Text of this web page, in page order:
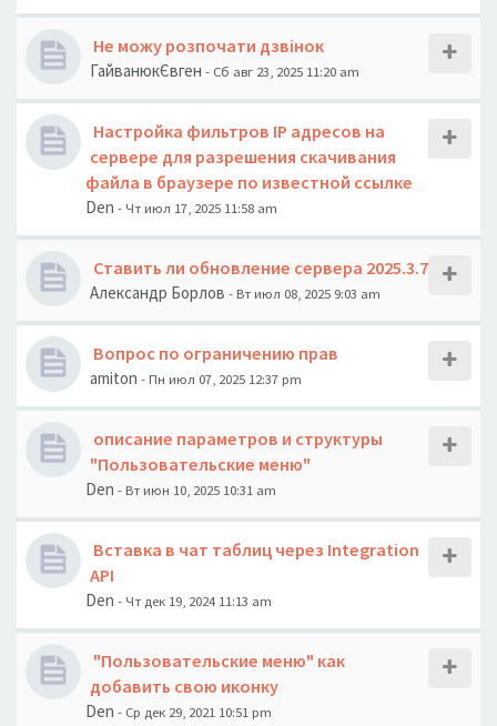
Не можу розпочати дзвінок
ГайванюкЄвген - Сб авг 23, 2025 11:20 am
Настройка фильтров IP адресов на
сервере для разрешения скачивания
файла в браузере по известной ссылке
Den - Чт июл 17, 2025 11:58 am
Ставить ли обновление сервера 2025.3.7
Александр Борлов - Вт июл 08, 2025 9:03 am
Вопрос по ограничению прав
amiton - Пн июл 07, 2025 12:37 pm
описание параметров и структуры
"Пользовательские меню"
Den - Вт июн 10, 2025 10:31 am
Вставка в чат таблиц через Integration
API
Den - Чт дек 19, 2024 11:13 am
"Пользовательские меню" как
добавить свою иконку
Den - Ср дек 29, 2021 10:51 pm